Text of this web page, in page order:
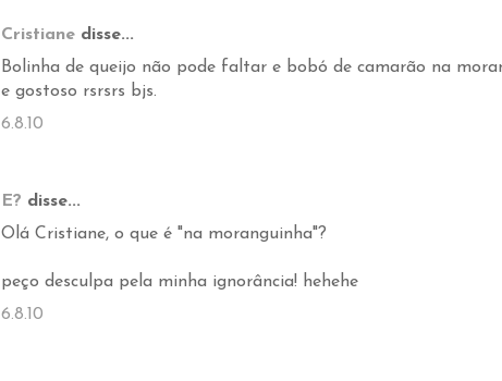
Cristiane disse...
Bolinha de queijo não pode faltar e bobó de camarão na
e gostoso rsrsrs bjs.
6.8.10
E? disse...
Olá Cristiane, o que é "na moranguinha"?
peço desculpa pela minha ignorância! hehehe
6.8.10